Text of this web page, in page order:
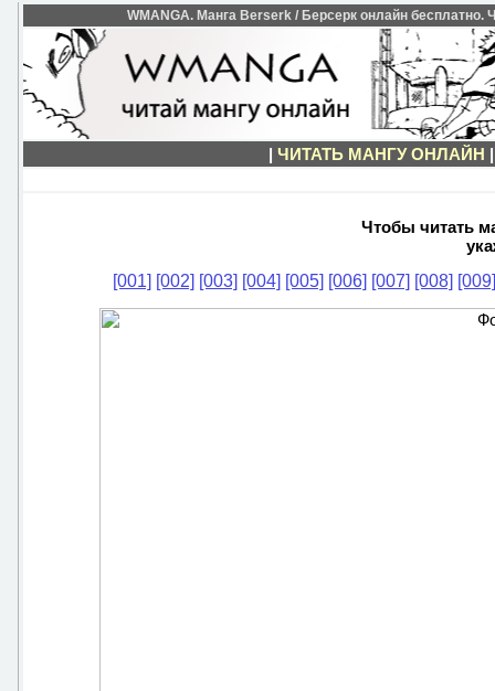
WMANGA. Манга Berserk / Берсерк онлайн бесплатно.
| ЧИТАТЬ МАНГУ ОНЛАЙН
Чтобы читать
[001] [002] [003] [004] [005] [006] [007] [008] [009]